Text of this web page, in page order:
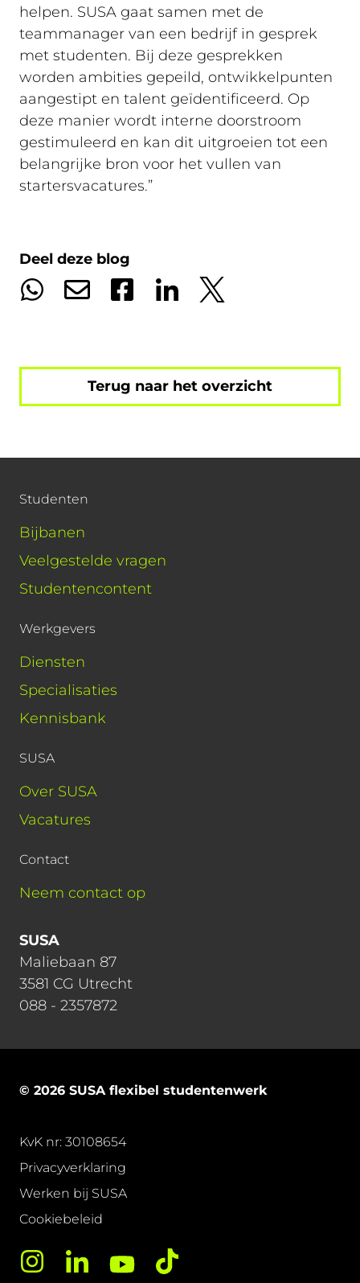
helpen. SUSA gaat samen met de
teammanager van een bedrijf in gesprek
met studenten. Bij deze gesprekken
worden ambities gepeild, ontwikkelpunten
aangestipt en talent geïdentificeerd. Op
deze manier wordt interne doorstroom
gestimuleerd en kan dit uitgroeien tot een
belangrijke bron voor het vullen van
startersvacatures.”
Deel deze blog
Terug naar het overzicht
Studenten
Bijbanen
Veelgestelde vragen
Studentencontent
Werkgevers
Diensten
Specialisaties
Kennisbank
SUSA
Over SUSA
Vacatures
Contact
Neem contact op
SUSA
Maliebaan 87
3581 CG Utrecht
088 - 2357872
© 2026 SUSA flexibel studentenwerk
KvK nr: 30108654
Privacyverklaring
Werken bij SUSA
Cookiebeleid